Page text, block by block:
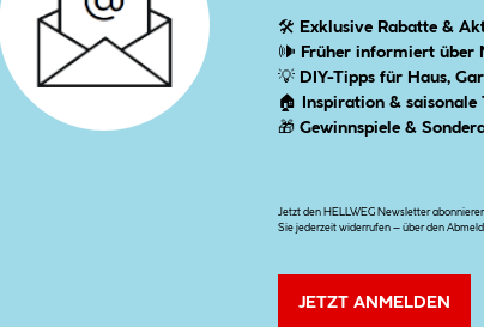
🛠 Exklusive Rabatte &
🕪 Früher informiert über
💡 DIY-Tipps für Haus,
🏠
Inspiration & saisonale
🎁Gewinnspiele &
Jetzt den HELLWEG Newsletter
Sie jederzeit widerrufen – über den
JETZT ANMELDEN